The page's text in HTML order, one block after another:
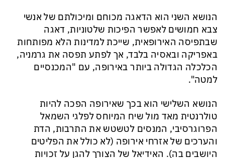
הנושא השני הוא הדאגה מכוחם ומיכולתם של אנשי
צבא חמושים לאפשר הפיכות שלטוניות, דאגה
שבתפיסה האירופאית, שייכת למדינות הלא מפותחות
באפריקה ובאסיה בלבד, אך לפתע תפסה את גרמניה,
הכלכלה הגדולה ביותר באירופה, עם "המכנסיים
למטה".
הנושא השלישי הוא בכך שאירופה הפכה להיות
טולרנטית מאד מול שיח המיוחס לפלגי השמאל
הפרוגרסיבי, המנסים לטשטש את התרבות, הדת
והערכים של אזרחי אירופה (לא כולל את הפליטים
היושבים בה). האידיאל של הצורך להגן על זכויות